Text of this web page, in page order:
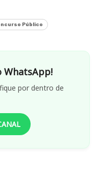
Público
WhatsApp!
por dentro de